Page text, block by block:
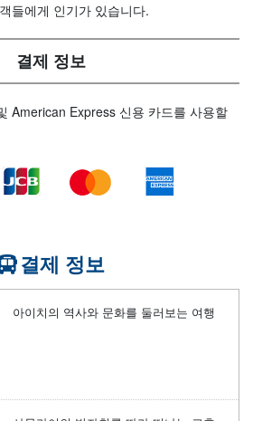
들에게 인기가 있습니다.
결제 정보
American Express 신용 카드를 사용할
결제 정보
아이치의 역사와 문화를 둘러보는 여행